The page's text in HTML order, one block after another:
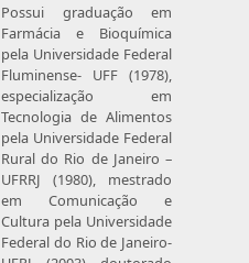
Possui graduação em
Farmácia e Bioquímica
pela Universidade Federal
Fluminense- UFF (1978),
especialização em
Tecnologia de Alimentos
pela Universidade Federal
Rural do Rio de Janeiro –
UFRRJ (1980), mestrado
em Comunicação e
Cultura pela Universidade
Federal do Rio de Janeiro-